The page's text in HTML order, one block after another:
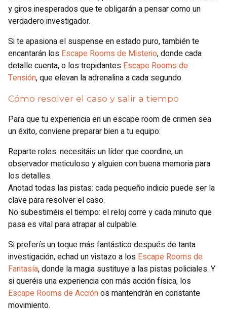
y giros inesperados que te obligarán a pensar como un
verdadero investigador.
Si te apasiona el suspense en estado puro, también te
encantarán los Escape Rooms de Misterio, donde cada
detalle cuenta, o los trepidantes Escape Rooms de
Tensión, que elevan la adrenalina a cada segundo.
Cómo resolver el caso y salir a tiempo
Para que tu experiencia en un escape room de crimen sea
un éxito, conviene preparar bien a tu equipo:
Reparte roles: necesitáis un líder que coordine, un
observador meticuloso y alguien con buena memoria para
los detalles.
Anotad todas las pistas: cada pequeño indicio puede ser la
clave para resolver el caso.
No subestiméis el tiempo: el reloj corre y cada minuto que
pasa es vital para atrapar al culpable.
Si preferís un toque más fantástico después de tanta
investigación, echad un vistazo a los Escape Rooms de
Fantasía, donde la magia sustituye a las pistas policiales. Y
si queréis una experiencia con más acción física, los
Escape Rooms de Acciónos mantendrán en constante
movimiento.